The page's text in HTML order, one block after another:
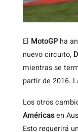
El MotoGPha
nuevo circuito,
mientras se
partir de 2016.
Los otros
Américasen
Esto requerirá